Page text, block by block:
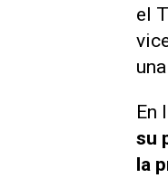
el
En
su
la